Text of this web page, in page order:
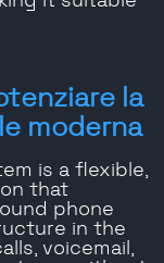
la
moderna
is a flexible,
that
phone
in the
voicemail,